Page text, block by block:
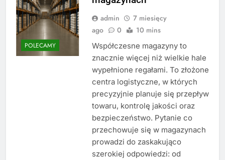
POLECAMY
admin
7 miesięcy
ago
0 10 mins
Współczesne magazyny to
znacznie więcej niż wielkie hale
wypełnione regałami. To złożone
centra logistyczne, w których
precyzyjnie planuje się przepływ
towaru, kontrolę jakości oraz
bezpieczeństwo. Pytanie co
przechowuje się w magazynach
prowadzi do zaskakująco
szerokiej odpowiedzi: od